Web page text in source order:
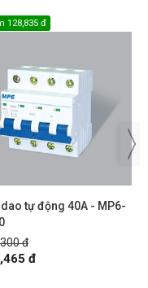
dao tự động 40A - MP6-
đ
128,835 đ
đ